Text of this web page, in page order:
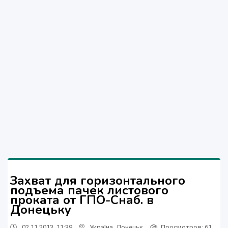
Захват для горизонтального
подъема пачек листового
проката от ГПО-Снаб. в
Донецьку